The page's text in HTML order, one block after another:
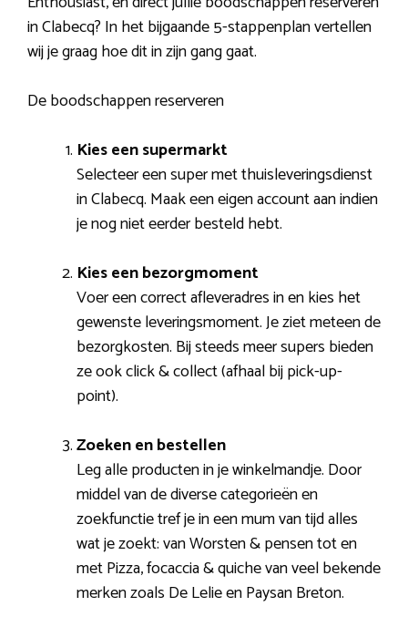
in Clabecq? In het bijgaande 5-stappenplan vertellen
wij je graag hoe dit in zijn gang gaat.
De boodschappen reserveren
Kies een supermarkt
Selecteer een super met thuisleveringsdienst
in Clabecq. Maak een eigen account aan indien
je nog niet eerder besteld hebt.
Kies een bezorgmoment
Voer een correct afleveradres in en kies het
gewenste leveringsmoment. Je ziet meteen de
bezorgkosten. Bij steeds meer supers bieden
ze ook click & collect (afhaal bij pick-up-
point).
Zoeken en bestellen
Leg alle producten in je winkelmandje. Door
middel van de diverse categorieën en
zoekfunctie tref je in een mum van tijd alles
wat je zoekt: van Worsten & pensen tot en
met Pizza, focaccia & quiche van veel bekende
merken zoals De Lelie en Paysan Breton.